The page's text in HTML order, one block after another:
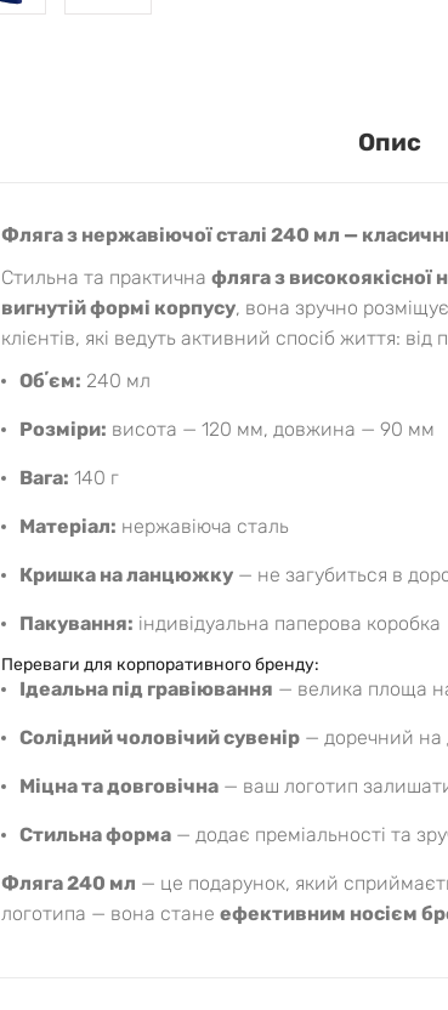
Опис
Фляга з нержавіючої сталі 240 мл —
Стильна та практична фляга з високоякісної
вигнутій формі корпусу, вона зручно
клієнтів, які ведуть активний спосіб життя:
Обʼєм: 240 мл
Розміри: висота — 120 мм, довжина — 90 мм
Вага: 140 г
Матеріал: нержавіюча сталь
Кришка на ланцюжку — не загубиться в
Пакування: індивідуальна паперова коробка
Переваги для корпоративного бренду:
Ідеальна під гравіювання — велика площа
Солідний чоловічий сувенір — доречний на
Міцна та довговічна — ваш логотип
Стильна форма — додає преміальності та
Фляга 240 мл — це подарунок, який
логотипа — вона стане ефективним носієм